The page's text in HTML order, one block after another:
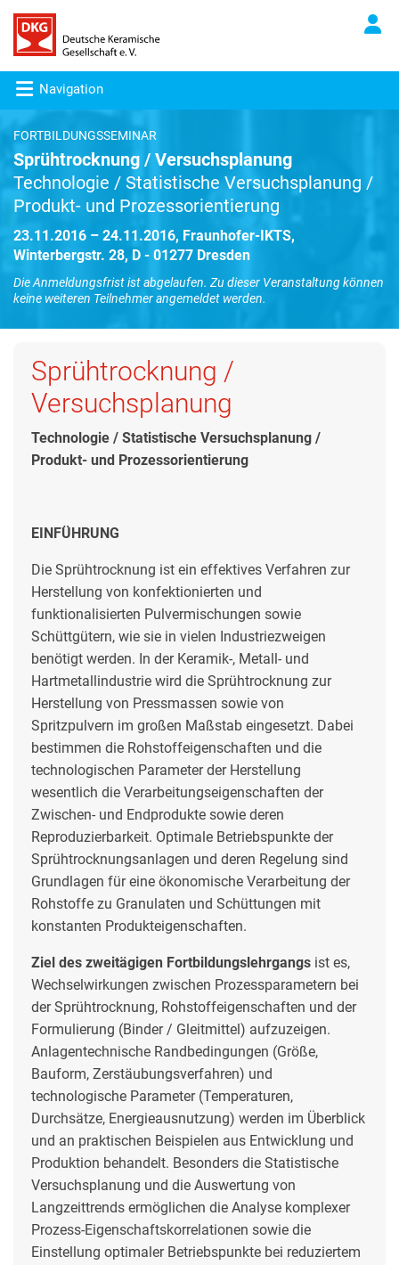
Navigation
FORTBILDUNGSSEMINAR
Sprühtrocknung / Versuchsplanung
Technologie / Statistische Versuchsplanung /
Produkt- und Prozessorientierung
23.11.2016 – 24.11.2016, Fraunhofer-IKTS,
Winterbergstr. 28, D - 01277 Dresden
Die Anmeldungsfrist ist abgelaufen. Zu dieser Veranstaltung können
keine weiteren Teilnehmer angemeldet werden.
Sprühtrocknung /
Versuchsplanung
Technologie / Statistische Versuchsplanung /
Produkt- und Prozessorientierung
EINFÜHRUNG
Die Sprühtrocknung ist ein effektives Verfahren zur
Herstellung von konfektionierten und
funktionalisierten Pulvermischungen sowie
Schüttgütern, wie sie in vielen Industriezweigen
benötigt werden. In der Keramik-, Metall- und
Hartmetallindustrie wird die Sprühtrocknung zur
Herstellung von Pressmassen sowie von
Spritzpulvern im großen Maßstab eingesetzt. Dabei
bestimmen die Rohstoffeigenschaften und die
technologischen Parameter der Herstellung
wesentlich die Verarbeitungseigenschaften der
Zwischen- und Endprodukte sowie deren
Reproduzierbarkeit. Optimale Betriebspunkte der
Sprühtrocknungsanlagen und deren Regelung sind
Grundlagen für eine ökonomische Verarbeitung der
Rohstoffe zu Granulaten und Schüttungen mit
konstanten Produkteigenschaften.
Ziel des zweitägigen Fortbildungslehrgangs ist es,
Wechselwirkungen zwischen Prozessparametern bei
der Sprühtrocknung, Rohstoffeigenschaften und der
Formulierung (Binder / Gleitmittel) aufzuzeigen.
Anlagentechnische Randbedingungen (Größe,
Bauform, Zerstäubungsverfahren) und
technologische Parameter (Temperaturen,
Durchsätze, Energieausnutzung) werden im Überblick
und an praktischen Beispielen aus Entwicklung und
Produktion behandelt. Besonders die Statistische
Versuchsplanung und die Auswertung von
Langzeittrends ermöglichen die Analyse komplexer
Prozess-Eigenschaftskorrelationen sowie die
Einstellung optimaler Betriebspunkte bei reduziertem